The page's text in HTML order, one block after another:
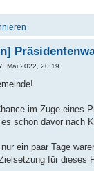
Mai 2022, 20:19
im Zuge eines
schon davor nach
ein paar Tage
für dieses